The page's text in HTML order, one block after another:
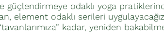
güçlendirmeye odaklı yoga
element odaklı serileri
“tavanlarımıza” kadar, yeniden